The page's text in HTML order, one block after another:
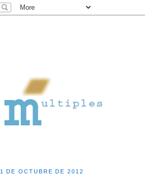
1 DE OCTUBRE DE 2012